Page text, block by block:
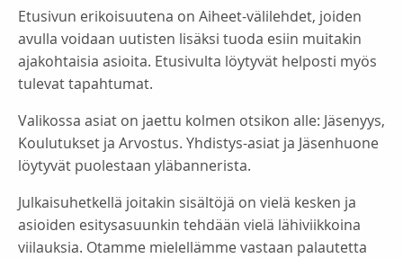
Etusivun erikoisuutena on Aiheet-välilehdet, joiden
avulla voidaan uutisten lisäksi tuoda esiin muitakin
ajakohtaisia asioita. Etusivulta löytyvät helposti myös
tulevat tapahtumat.
Valikossa asiat on jaettu kolmen otsikon alle: Jäsenyys,
Koulutukset ja Arvostus. Yhdistys-asiat ja Jäsenhuone
löytyvät puolestaan yläbannerista.
Julkaisuhetkellä joitakin sisältöjä on vielä kesken ja
asioiden esitysasuunkin tehdään vielä lähiviikkoina
viilauksia. Otamme mielellämme vastaan palautetta